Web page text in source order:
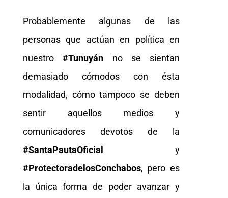
Probablemente algunas de las
personas que actúan en política en
nuestro#Tunuyán no se sientan
demasiado cómodos con ésta
modalidad, cómo tampoco se deben
sentir aquellos medios y
comunicadores devotos de la
#SantaPautaOficial
y
#ProtectoradelosConchabos, pero es
la única forma de poder avanzar y